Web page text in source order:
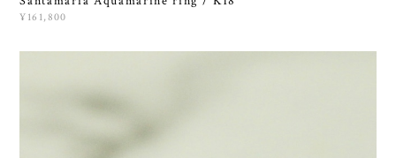
¥161,800